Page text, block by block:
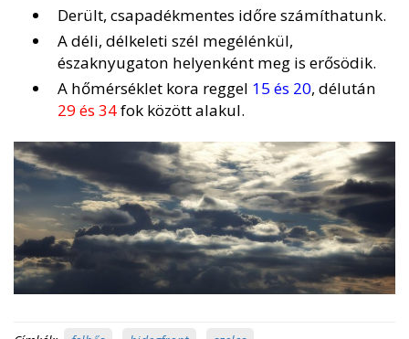
Derült, csapadékmentes időre számíthatunk.
A déli, délkeleti szél megélénkül,
északnyugaton helyenként meg is erősödik.
A hőmérséklet kora reggel 15 és 20, délután
29 és 34fok között alakul.